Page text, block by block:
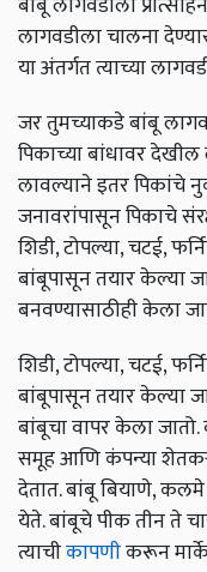
लागवडीला चालना
या अंतर्गत त्याच्या
जर तुमच्याकडे बांबू
पिकाच्या बांधावर
लावल्याने इतर पिकांचे
जनावरांपासून पिकाचे
शिडी, टोपल्या, चटई,
बांबूपासून तयार केल्या
बनवण्यासाठीही केला
शिडी, टोपल्या, चटई,
बांबूपासून तयार केल्या
बांबूचा वापर केला
समूह आणि कंपन्या
देतात. बांबू बियाणे,
येते. बांबूचे पीक तीन ते
त्याचीकापणीकरून